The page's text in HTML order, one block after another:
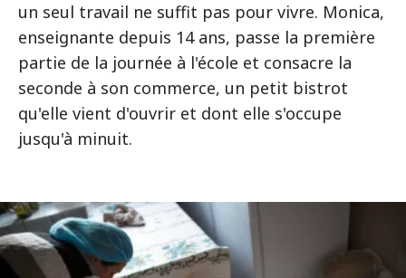
un seul travail ne suffit pas pour vivre. Monica,
enseignante depuis 14 ans, passe la première
partie de la journée à l'école et consacre la
seconde à son commerce, un petit bistrot
qu'elle vient d'ouvrir et dont elle s'occupe
jusqu'à minuit.